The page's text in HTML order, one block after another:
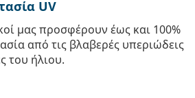
UV
μας προσφέρουν έως και 100%
από τις βλαβερές υπεριώδεις
του ήλιου.